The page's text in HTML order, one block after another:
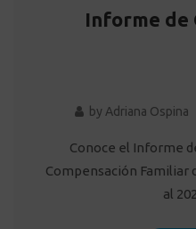
Informe de
by Adriana Ospina
Conoce el Informe
Compensación Familiar
al